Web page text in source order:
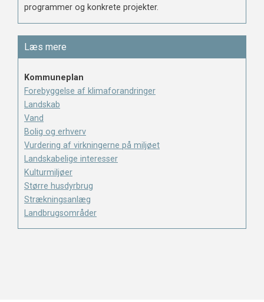
programmer og konkrete projekter.
Læs mere
Kommuneplan
Forebyggelse af klimaforandringer
Landskab
Vand
Bolig og erhverv
Vurdering af virkningerne på miljøet
Landskabelige interesser
Kulturmiljøer
Større husdyrbrug
Strækningsanlæg
Landbrugsområder